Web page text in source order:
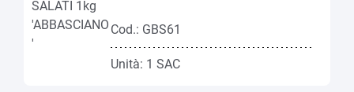
Cod.: GBS61
Unità: 1 SAC